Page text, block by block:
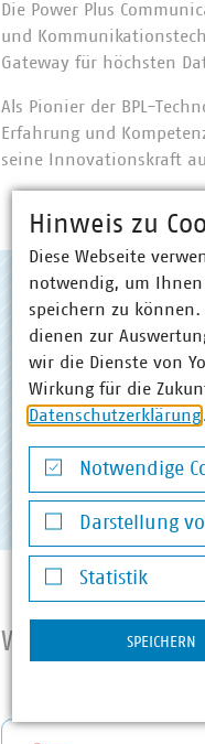
Die Power Plus
und
Gateway für höchsten
Als Pionier der BPL-
Erfahrung und
seine Innovationskraft
Anschrift
Power Plus
Dudenstraße 6
68167 Mannheim
Website
Hinweis zu
Diese Webseite
notwendig, um Ihnen
speichern zu
dienen zur
wir die Dienste von
Wirkung für die
Datenschutzerklärung.
Notwendige
Notwendige
Darstellung
Darstellung von
Statistik
Statistik
SPEICHERN